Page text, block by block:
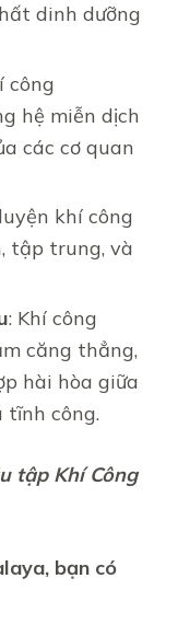
dinh dưỡng
công
hệ miễn dịch
các cơ quan
khí công
tập trung, và
: Khí công
căng thẳng,
hài hòa giữa
tĩnh công.
tập Khí Công
, bạn có